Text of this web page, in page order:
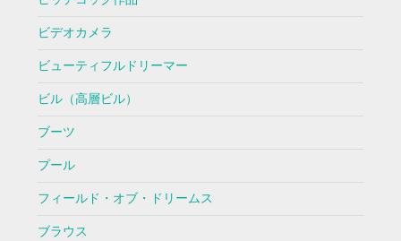
ビデオカメラ
ビューティフルドリーマー
ビル（高層ビル）
ブーツ
プール
フィールド・オブ・ドリームス
ブラウス